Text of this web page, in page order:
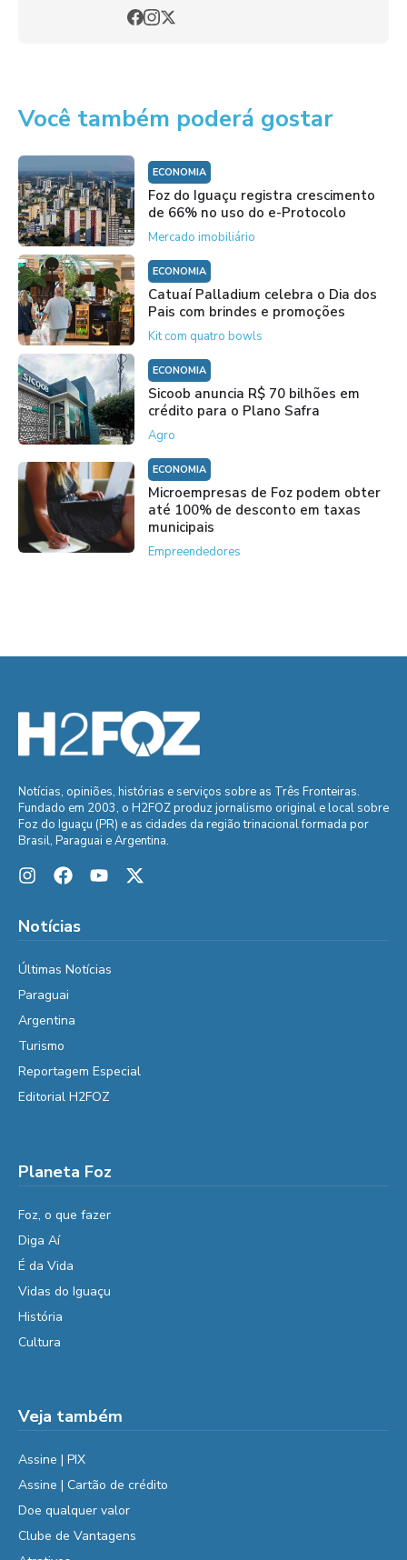
Você também poderá gostar
ECONOMIA
Foz do Iguaçu registra crescimento
de 66% no uso do e-Protocolo
Mercado imobiliário
ECONOMIA
Catuaí Palladium celebra o Dia dos
Pais com brindes e promoções
Kit com quatro bowls
ECONOMIA
Sicoob anuncia R$ 70 bilhões em
crédito para o Plano Safra
Agro
ECONOMIA
Microempresas de Foz podem obter
até 100% de desconto em taxas
municipais
Empreendedores
Notícias, opiniões, histórias e serviços sobre as Três Fronteiras.
Fundado em 2003, o H2FOZ produz jornalismo original e local sobre
Foz do Iguaçu (PR) e as cidades da região trinacional formada por
Brasil, Paraguai e Argentina.
Notícias
Últimas Notícias
Paraguai
Argentina
Turismo
Reportagem Especial
Editorial H2FOZ
Planeta Foz
Foz, o que fazer
Diga Aí
É da Vida
Vidas do Iguaçu
História
Cultura
Veja também
Assine | PIX
Assine | Cartão de crédito
Doe qualquer valor
Clube de Vantagens